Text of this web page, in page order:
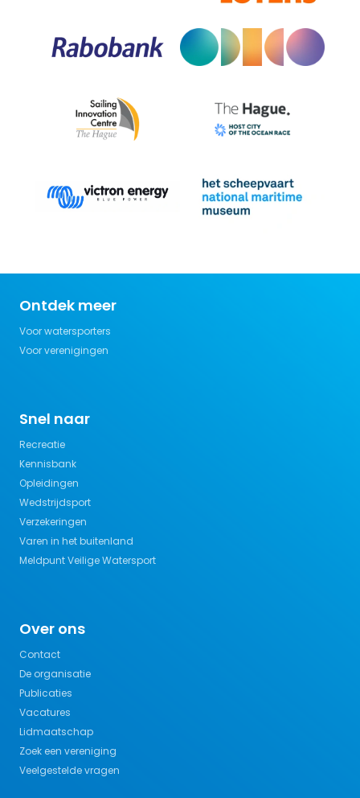
Ontdek meer
Voor watersporters
Voor verenigingen
Snel naar
Recreatie
Kennisbank
Opleidingen
Wedstrijdsport
Verzekeringen
Varen in het buitenland
Meldpunt Veilige Watersport
Over ons
Contact
De organisatie
Publicaties
Vacatures
Lidmaatschap
Zoek een vereniging
Veelgestelde vragen